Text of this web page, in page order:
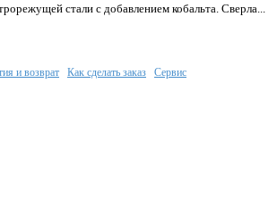
стали с добавлением кобальта. Сверла...
и возврат Как сделать заказ Сервис